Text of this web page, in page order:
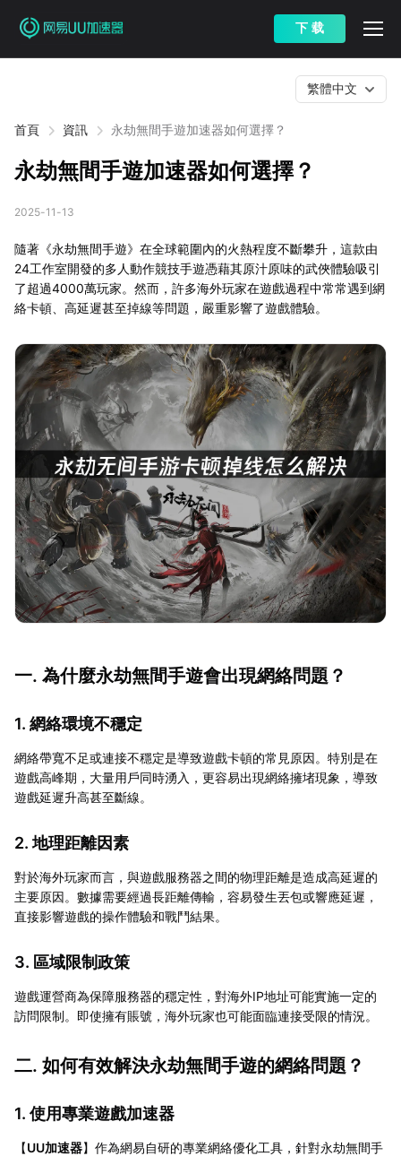
下 载
首頁 資訊 永劫無間手遊加速器如何選擇？
繁體中文
永劫無間手遊加速器如何選擇？
2025-11-13
隨著《永劫無間手遊》在全球範圍內的火熱程度不斷攀升，這款由
24工作室開發的多人動作競技手遊憑藉其原汁原味的武俠體驗吸引
了超過4000萬玩家。然而，許多海外玩家在遊戲過程中常常遇到網
絡卡頓、高延遲甚至掉線等問題，嚴重影響了遊戲體驗。
一. 為什麼永劫無間手遊會出現網絡問題？
1. 網絡環境不穩定
網絡帶寬不足或連接不穩定是導致遊戲卡頓的常見原因。特別是在
遊戲高峰期，大量用戶同時湧入，更容易出現網絡擁堵現象，導致
遊戲延遲升高甚至斷線。
2. 地理距離因素
對於海外玩家而言，與遊戲服務器之間的物理距離是造成高延遲的
主要原因。數據需要經過長距離傳輸，容易發生丟包或響應延遲，
直接影響遊戲的操作體驗和戰鬥結果。
3. 區域限制政策
遊戲運營商為保障服務器的穩定性，對海外IP地址可能實施一定的
訪問限制。即使擁有賬號，海外玩家也可能面臨連接受限的情況。
二. 如何有效解決永劫無間手遊的網絡問題？
1. 使用專業遊戲加速器
【UU加速器】作為網易自研的專業網絡優化工具，針對永劫無間手